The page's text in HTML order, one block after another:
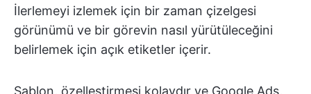
İlerlemeyi izlemek için bir zaman çizelgesi
görünümü ve bir görevin nasıl yürütüleceğini
belirlemek için açık etiketler içerir.